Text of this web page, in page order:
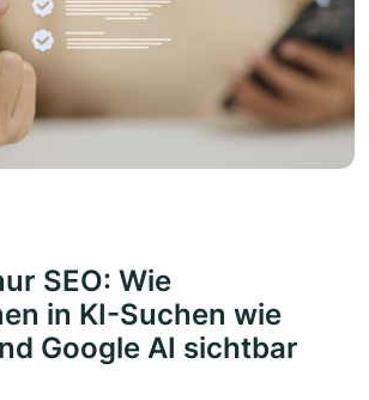
SEO: Wie
in KI-Suchen wie
Google AI sichtbar